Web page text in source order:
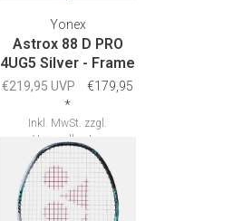
Yonex
Astrox 88 D PRO
4UG5 Silver - Frame
€219,95 UVP
€179,95
*
Inkl. MwSt. zzgl.
Versandkosten